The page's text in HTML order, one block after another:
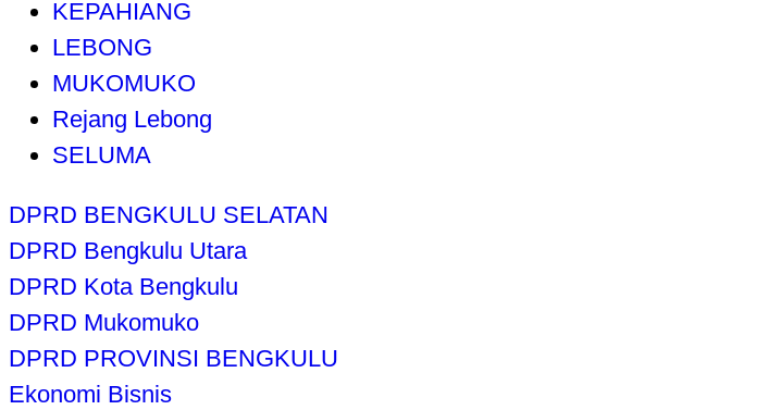
KEPAHIANG
LEBONG
MUKOMUKO
Rejang Lebong
SELUMA
DPRD BENGKULU SELATAN
DPRD Bengkulu Utara
DPRD Kota Bengkulu
DPRD Mukomuko
DPRD PROVINSI BENGKULU
Ekonomi Bisnis